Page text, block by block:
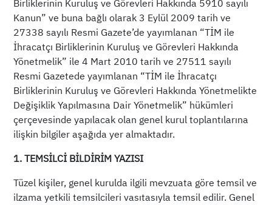
Birliklerinin Kuruluş ve Görevleri Hakkında 5910 sayılı
Kanun” ve buna bağlı olarak 3 Eylül 2009 tarih ve
27338 sayılı Resmi Gazete’de yayımlanan “TİM ile
İhracatçı Birliklerinin Kuruluş ve Görevleri Hakkında
Yönetmelik” ile 4 Mart 2010 tarih ve 27511 sayılı
Resmi Gazetede yayımlanan “TİM ile İhracatçı
Birliklerinin Kuruluş ve Görevleri Hakkında Yönetmelikte
Değişiklik Yapılmasına Dair Yönetmelik” hükümleri
çerçevesinde yapılacak olan genel kurul toplantılarına
ilişkin bilgiler aşağıda yer almaktadır.
1. TEMSİLCİ BİLDİRİM YAZISI
Tüzel kişiler, genel kurulda ilgili mevzuata göre temsil ve
ilzama yetkili temsilcileri vasıtasıyla temsil edilir. Genel